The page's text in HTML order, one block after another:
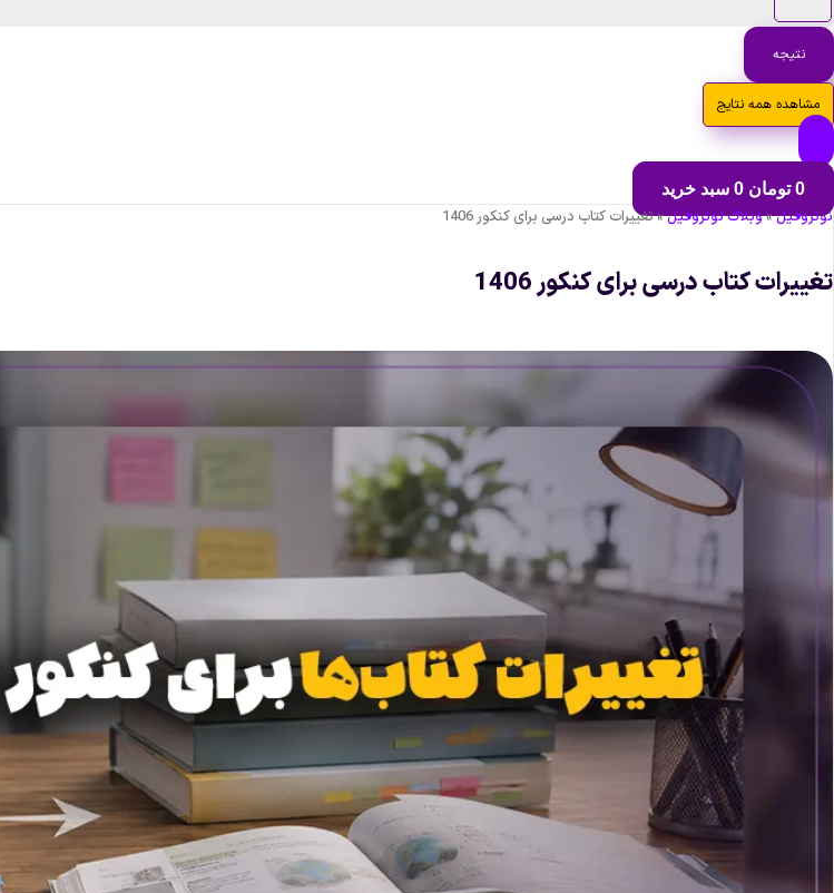
نتیجه
مشاهده همه نتایج
0 تومان 0 سبد خرید
نوتروفیل»وبلاگ نوتروفیل»تغییرات کتاب درسی برای کنکور 1406
تغییرات کتاب درسی برای کنکور 1406